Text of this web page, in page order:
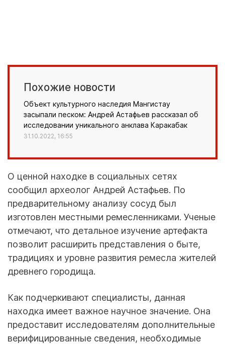
Похожие новости
Объект культурного наследия Мангистау
засыпали песком: Андрей Астафьев рассказал об
исследовании уникального анклава Каракабак
31.10.2022, 16:55
О ценной находке в социальных сетях
сообщил археолог Андрей Астафьев. По
предварительному анализу сосуд был
изготовлен местными ремесленниками. Ученые
отмечают, что детальное изучение артефакта
позволит расширить представления о быте,
традициях и уровне развития ремесла жителей
древнего городища.
Как подчеркивают специалисты, данная
находка имеет важное научное значение. Она
предоставит исследователям дополнительные
верифицированные сведения, необходимые